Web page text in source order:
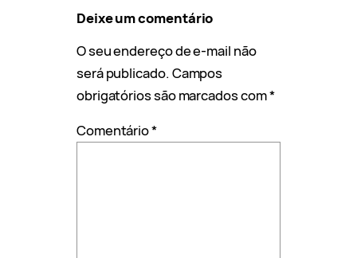
Deixe um comentário
O seu endereço de e-mail não
será publicado. Campos
obrigatórios são marcados com*
Comentário*